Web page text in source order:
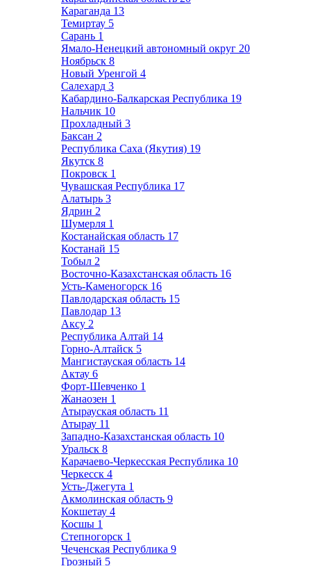
Караганда 13
Темиртау 5
Сарань 1
Ямало-Ненецкий автономный округ 20
Ноябрьск 8
Новый Уренгой 4
Салехард 3
Кабардино-Балкарская Республика 19
Нальчик 10
Прохладный 3
Баксан 2
Республика Саха (Якутия) 19
Якутск 8
Покровск 1
Чувашская Республика 17
Алатырь 3
Ядрин 2
Шумерля 1
Костанайская область 17
Костанай 15
Тобыл 2
Восточно-Казахстанская область 16
Усть-Каменогорск 16
Павлодарская область 15
Павлодар 13
Аксу 2
Республика Алтай 14
Горно-Алтайск 5
Мангистауская область 14
Актау 6
Форт-Шевченко 1
Жанаозен 1
Атырауская область 11
Атырау 11
Западно-Казахстанская область 10
Уральск 8
Карачаево-Черкесская Республика 10
Черкесск 4
Усть-Джегута 1
Акмолинская область 9
Кокшетау 4
Косшы 1
Степногорск 1
Чеченская Республика 9
Грозный 5